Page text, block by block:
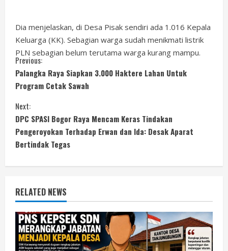
Dia menjelaskan, di Desa Pisak sendiri ada 1.016 Kepala
Keluarga (KK). Sebagian warga sudah menikmati listrik
PLN sebagian belum terutama warga kurang mampu.
C
o
n
t
i
n
u
e
R
Previous:
Palangka Raya Siapkan 3.000 Haktere Lahan Untuk
Program Cetak Sawah
Next:
DPC SPASI Bogor Raya Mencam Keras Tindakan
Pengeroyokan Terhadap Erwan dan Ida: Desak Aparat
Bertindak Tegas
RELATED NEWS